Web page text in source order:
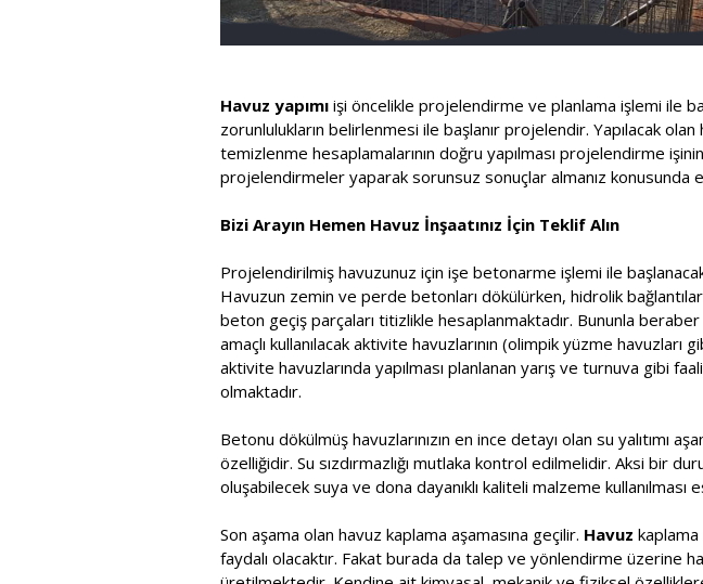
Havuz yapımı işi öncelikle projelendirme ve planlama işlemi ile
zorunlulukların belirlenmesi ile başlanır projelendir. Yapılacak
temizlenme hesaplamalarının doğru yapılması projelendirme
projelendirmeler yaparak sorunsuz sonuçlar almanız konusunda
Bizi Arayın Hemen Havuz İnşaatınız İçin Teklif Alın
Projelendirilmiş havuzunuz için işe betonarme işlemi ile
Havuzun zemin ve perde betonları dökülürken, hidrolik
beton geçiş parçaları titizlikle hesaplanmaktadır. Bununla
amaçlı kullanılacak aktivite havuzlarının (olimpik yüzme
aktivite havuzlarında yapılması planlanan yarış ve turnuva gibi
olmaktadır.
Betonu dökülmüş havuzlarınızın en ince detayı olan su yalıtımı
özelliğidir. Su sızdırmazlığı mutlaka kontrol edilmelidir. Aksi bir
oluşabilecek suya ve dona dayanıklı kaliteli malzeme kullanılması
Son aşama olan havuz kaplama aşamasına geçilir. Havuz kaplama
faydalı olacaktır. Fakat burada da talep ve yönlendirme üzerine